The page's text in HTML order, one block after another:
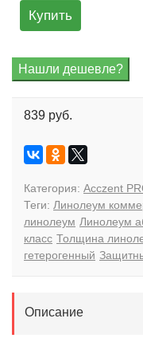
Купить
839 руб.
Категория: Acczent
Теги: Линолеум
линолеум Линолеум
класс Толщина
гетерогенный
Описание